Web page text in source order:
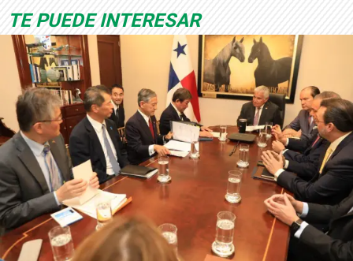
TE PUEDE INTERESAR